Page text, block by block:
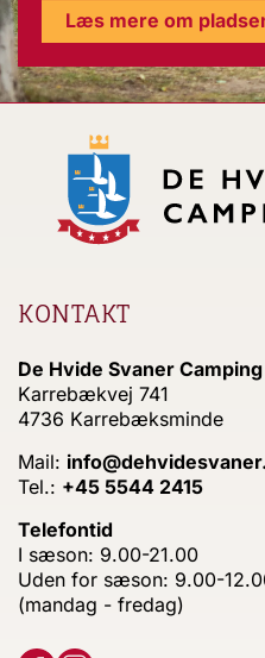
Læs mere om
KONTAKT
De Hvide Svaner Camping
Karrebækvej 741
4736 Karrebæksminde
Mail:
Tel.: +45 5544 2415
Telefontid
I sæson: 9.00-21.00
Uden for sæson: 9.00-
(mandag - fredag)